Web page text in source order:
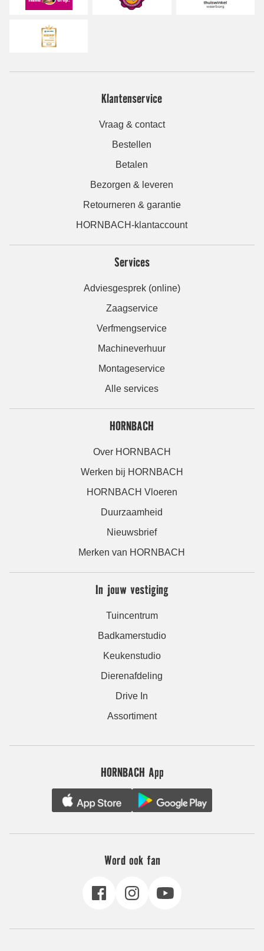
Klantenservice
Vraag & contact
Bestellen
Betalen
Bezorgen & leveren
Retourneren & garantie
HORNBACH-klantaccount
Services
Adviesgesprek (online)
Zaagservice
Verfmengservice
Machineverhuur
Montageservice
Alle services
HORNBACH
Over HORNBACH
Werken bij HORNBACH
HORNBACH Vloeren
Duurzaamheid
Nieuwsbrief
Merken van HORNBACH
In jouw vestiging
Tuincentrum
Badkamerstudio
Keukenstudio
Dierenafdeling
Drive In
Assortiment
HORNBACH App
Word ook fan